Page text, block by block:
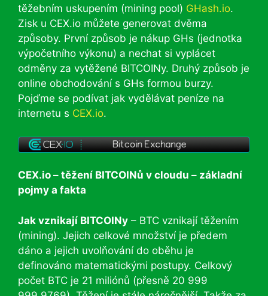
těžebním uskupením (mining pool) GHash.io.
Zisk u CEX.io můžete generovat dvěma
způsoby. První způsob je nákup GHs (jednotka
výpočetního výkonu) a nechat si vyplácet
odměny za vytěžené BITCOINy. Druhý způsob je
online obchodování s GHs formou burzy.
Pojďme se podívat jak vydělávat peníze na
internetu s CEX.io.
CEX.io – těžení BITCOINů v cloudu – základní
pojmy a fakta
Jak vznikají BITCOINy – BTC vznikají těžením
(mining). Jejich celkové množství je předem
dáno a jejich uvolňování do oběhu je
definováno matematickými postupy. Celkový
počet BTC je 21 miliónů (přesně 20 999